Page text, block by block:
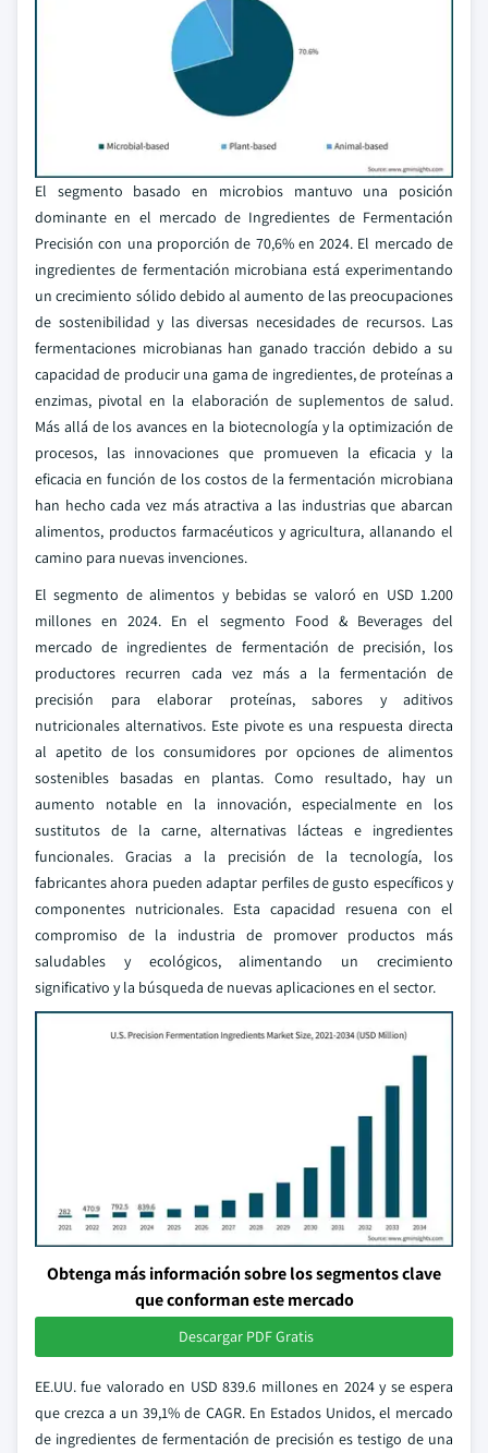
El segmento basado en microbios mantuvo una posición
dominante en el mercado de Ingredientes de Fermentación
Precisión con una proporción de 70,6% en 2024. El mercado de
ingredientes de fermentación microbiana está experimentando
un crecimiento sólido debido al aumento de las preocupaciones
de sostenibilidad y las diversas necesidades de recursos. Las
fermentaciones microbianas han ganado tracción debido a su
capacidad de producir una gama de ingredientes, de proteínas a
enzimas, pivotal en la elaboración de suplementos de salud.
Más allá de los avances en la biotecnología y la optimización de
procesos, las innovaciones que promueven la eficacia y la
eficacia en función de los costos de la fermentación microbiana
han hecho cada vez más atractiva a las industrias que abarcan
alimentos, productos farmacéuticos y agricultura, allanando el
camino para nuevas invenciones.
El segmento de alimentos y bebidas se valoró en USD 1.200
millones en 2024. En el segmento Food & Beverages del
mercado de ingredientes de fermentación de precisión, los
productores recurren cada vez más a la fermentación de
precisión para elaborar proteínas, sabores y aditivos
nutricionales alternativos. Este pivote es una respuesta directa
al apetito de los consumidores por opciones de alimentos
sostenibles basadas en plantas. Como resultado, hay un
aumento notable en la innovación, especialmente en los
sustitutos de la carne, alternativas lácteas e ingredientes
funcionales. Gracias a la precisión de la tecnología, los
fabricantes ahora pueden adaptar perfiles de gusto específicos y
componentes nutricionales. Esta capacidad resuena con el
compromiso de la industria de promover productos más
saludables y ecológicos, alimentando un crecimiento
significativo y la búsqueda de nuevas aplicaciones en el sector.
Obtenga más información sobre los segmentos clave
que conforman este mercado
Descargar PDF Gratis
EE.UU. fue valorado en USD 839.6 millones en 2024 y se espera
que crezca a un 39,1% de CAGR. En Estados Unidos, el mercado
de ingredientes de fermentación de precisión es testigo de una